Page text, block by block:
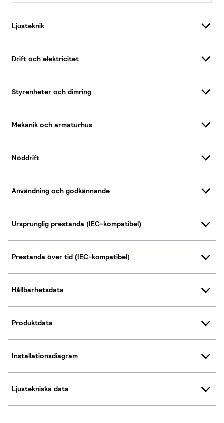
Ljusteknik
Drift och elektricitet
Styrenheter och dimring
Mekanik och armaturhus
Nöddrift
Användning och godkännande
Ursprunglig prestanda (IEC-kompatibel)
Prestanda över tid (IEC-kompatibel)
Hållbarhetsdata
Produktdata
Installationsdiagram
Ljustekniska data